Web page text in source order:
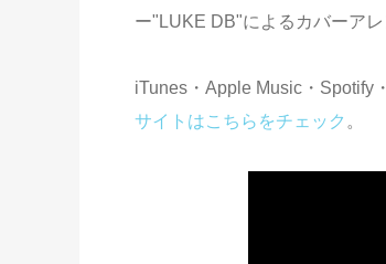
ー"LUKE DB"によるカバーア
iTunes・Apple Music・Spotify
サイトはこちらをチェック 。